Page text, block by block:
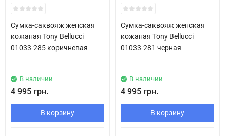
Хит!
Сумка-саквояж женская
кожаная Tony Bellucci
01033-285 коричневая
В наличии
4 995 грн.
В корзину
Хит!
Сумка-саквояж женская
кожаная Tony Bellucci
01033-281 черная
В наличии
4 995 грн.
В корзину